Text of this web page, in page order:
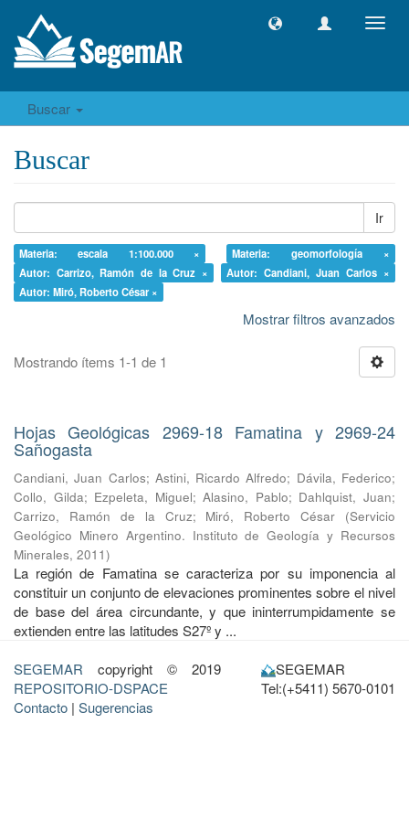
Buscar
Buscar
Ir
Materia: escala 1:100.000 ×
Materia: geomorfología ×
Autor: Carrizo, Ramón de la Cruz ×
Autor: Candiani, Juan Carlos ×
Autor: Miró, Roberto César ×
Mostrar filtros avanzados
Mostrando ítems 1-1 de 1
Hojas Geológicas 2969-18 Famatina y 2969-24
Sañogasta
Candiani, Juan Carlos; Astini, Ricardo Alfredo; Dávila, Federico;
Collo, Gilda; Ezpeleta, Miguel;Alasino, Pablo; Dahlquist, Juan;
Carrizo, Ramón de la Cruz; Miró, Roberto César (Servicio
Geológico Minero Argentino. Instituto de Geología y Recursos
Minerales, 2011)
La región de Famatina se caracteriza por su imponencia al
constituir un conjunto de elevaciones prominentes sobre el nivel
de base del área circundante, y que ininterrumpidamente se
extienden entre las latitudes S27º y ...
SEGEMAR copyright © 2019
REPOSITORIO-DSPACE
Contacto | Sugerencias
SEGEMAR
Tel:(+5411) 5670-0101